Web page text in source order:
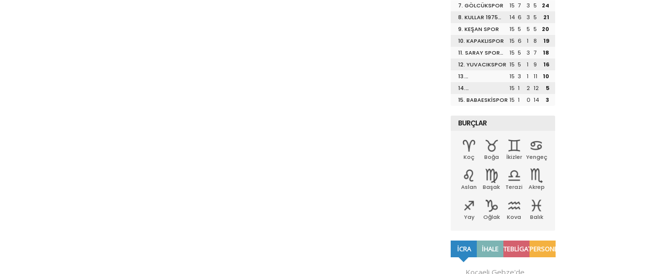
7. GÖLCÜKSPOR
15 7 3 5
24
8. KULLAR 1975
14 6 3 5
21
9. KEŞAN SPOR
15 5 5 5
20
10. KAPAKLISPOR
15 6 1 8
19
11. SARAY SPOR
15 5 3 7
18
12. YUVACIKSPOR 15 5 1 9
16
13.
15 3 1 11
10
14.
LÜLEBURGAZSPOR
15 1 2 12
5
15. BABAESKİSPOR 15 1 0 14 3
BURÇLAR
Koç Boğa İkizler Yengeç
Aslan Başak Terazi Akrep
Yay Oğlak Kova Balık